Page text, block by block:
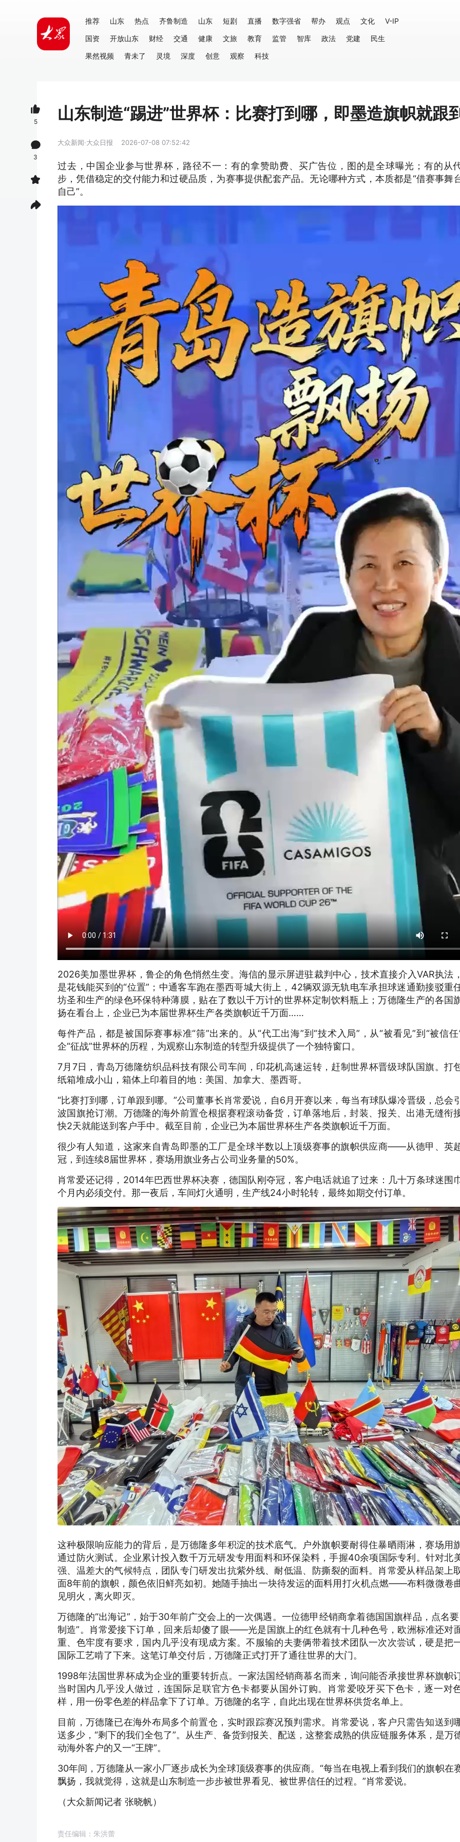
推荐 山东 热点 齐鲁制造 山东 短剧 直播 数字强省 帮办 观点 文化
V-IP
国资
开放山东 财经 交通 健康 文旅 教育 监管 智库 政法 党建
民生
果然视频
青未了 灵境 深度 创意 观察 科技
山东制造“踢进”世界杯：比赛打到哪，即墨造旗帜就跟
大众新闻·大众日报 2026-07-08 07:52:42
过去，中国企业参与世界杯，路径不一：有的拿赞助费、买广告位，图的是全球曝光；有的从
步，凭借稳定的交付能力和过硬品质，为赛事提供配套产品。无论哪种方式，本质都是“借赛事舞
自己”。
2026美加墨世界杯，鲁企的角色悄然生变。海信的显示屏进驻裁判中心，技术直接介入VAR执法
是花钱能买到的“位置”；中通客车跑在墨西哥城大街上，42辆双源无轨电车承担球迷通勤接驳重
坊圣和生产的绿色环保特种薄膜，贴在了数以千万计的世界杯定制饮料瓶上；万德隆生产的各国
扬在看台上，企业已为本届世界杯生产各类旗帜近千万面……
每件产品，都是被国际赛事标准“筛”出来的。从“代工出海”到“技术入局”，从“被看见”到“被信
企“征战”世界杯的历程，为观察山东制造的转型升级提供了一个独特窗口。
7月7日，青岛万德隆纺织品科技有限公司车间，印花机高速运转，赶制世界杯晋级球队国旗。打
纸箱堆成小山，箱体上印着目的地：美国、加拿大、墨西哥。
“比赛打到哪，订单跟到哪。”公司董事长肖常爱说，自6月开赛以来，每当有球队爆冷晋级，总会
波国旗抢订潮。万德隆的海外前置仓根据赛程滚动备货，订单落地后，封装、报关、出港无缝衔
快2天就能送到客户手中。截至目前，企业已为本届世界杯生产各类旗帜近千万面。
很少有人知道，这家来自青岛即墨的工厂是全球半数以上顶级赛事的旗帜供应商——从德甲、英
冠，到连续8届世界杯，赛场用旗业务占公司业务量的50%。
肖常爱还记得，2014年巴西世界杯决赛，德国队刚夺冠，客户电话就追了过来：几十万条球迷围
个月内必须交付。那一夜后，车间灯火通明，生产线24小时轮转，最终如期交付订单。
这种极限响应能力的背后，是万德隆多年积淀的技术底气。户外旗帜要耐得住暴晒雨淋，赛场用
通过防火测试。企业累计投入数千万元研发专用面料和环保染料，手握40余项国际专利。针对北
强、温差大的气候特点，团队专门研发出抗紫外线、耐低温、防撕裂的面料。肖常爱从样品架上
面8年前的旗帜，颜色依旧鲜亮如初。她随手抽出一块待发运的面料用打火机点燃——布料微微卷
见明火，离火即灭。
万德隆的“出海记”，始于30年前广交会上的一次偶遇。一位德甲经销商拿着德国国旗样品，点名
制造”。肖常爱接下订单，回来后却傻了眼——光是国旗上的红色就有十几种色号，欧洲标准还对
重、色牢度有要求，国内几乎没有现成方案。不服输的夫妻俩带着技术团队一次次尝试，硬是把
国际工艺啃了下来。这笔订单交付后，万德隆正式打开了通往世界的大门。
1998年法国世界杯成为企业的重要转折点。一家法国经销商慕名而来，询问能否承接世界杯旗帜
当时国内几乎没人做过，连国际足联官方色卡都要从国外订购。肖常爱咬牙买下色卡，逐一对
样，用一份零色差的样品拿下了订单。万德隆的名字，自此出现在世界杯供货名单上。
目前，万德隆已在海外布局多个前置仓，实时跟踪赛况预判需求。肖常爱说，客户只需告知送到
送多少，“剩下的我们全包了”。从生产、备货到报关、配送，这整套成熟的供应链服务体系，是万
动海外客户的又一“王牌”。
30年间，万德隆从一家小厂逐步成长为全球顶级赛事的供应商。“每当在电视上看到我们的旗帜在
飘扬，我就觉得，这就是山东制造一步步被世界看见、被世界信任的过程。”肖常爱说。
（大众新闻记者 张晓帆）
责任编辑：朱洪蕾
5
3